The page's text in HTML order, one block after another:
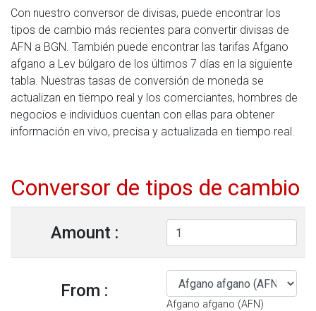
Con nuestro conversor de divisas, puede encontrar los
tipos de cambio más recientes para convertir divisas de
AFN a BGN. También puede encontrar las tarifas Afgano
afgano a Lev búlgaro de los últimos 7 días en la siguiente
tabla. Nuestras tasas de conversión de moneda se
actualizan en tiempo real y los comerciantes, hombres de
negocios e individuos cuentan con ellas para obtener
información en vivo, precisa y actualizada en tiempo real.
Conversor de tipos de cambio
Amount :
From :
Afgano afgano (AFN)